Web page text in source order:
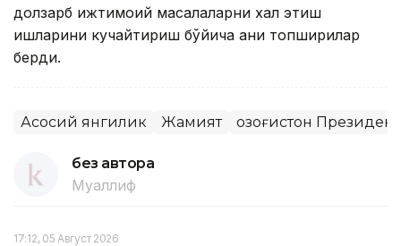
долзарб ижтимоий масалаларни хал этиш
ишларини кучайтириш бўйича аниқ топшириқлар
берди.
Асосий янгилик Жамият Қозоғистон
без автора
Муаллиф
17:12, 05 Август 2026